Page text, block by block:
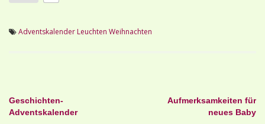
AdventskalenderLeuchten Weihnachten
Beitragsnavigation
Geschichten-
Adventskalender
Aufmerksamkeiten für
neues Baby